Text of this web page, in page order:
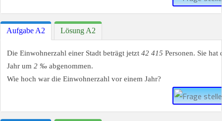
Aufgabe A2 Lösung A2
Die Einwohnerzahl einer Stadt beträgt jetzt 42 415 Personen. Sie hat
Jahr um 2 ‰ abgenommen.
Wie hoch war die Einwohnerzahl vor einem Jahr?